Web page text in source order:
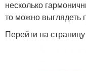
несколько
то можно выглядеть
Перейти на